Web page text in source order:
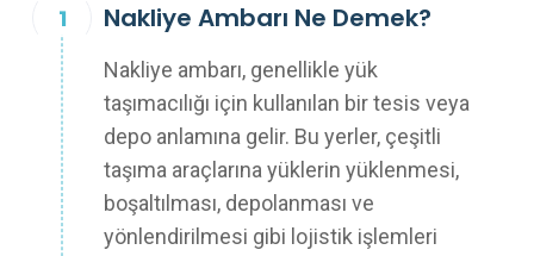
Nakliye Ambarı Ne Demek?
Nakliye ambarı, genellikle yük
taşımacılığı için kullanılan bir tesis veya
depo anlamına gelir. Bu yerler, çeşitli
taşıma araçlarına yüklerin yüklenmesi,
boşaltılması, depolanması ve
yönlendirilmesi gibi lojistik işlemleri